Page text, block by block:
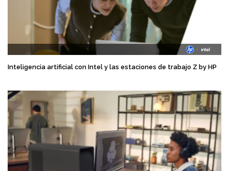
Inteligencia artificial con Intel y las estaciones de trabajo Z by HP